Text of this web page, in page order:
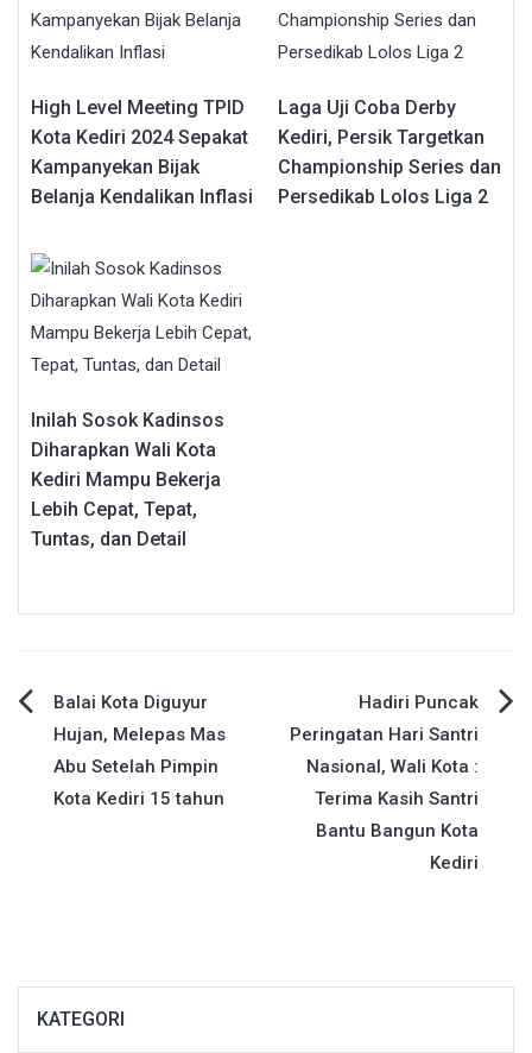
High Level Meeting TPID
Kota Kediri 2024 Sepakat
Kampanyekan Bijak
Belanja Kendalikan Inflasi
Laga Uji Coba Derby
Kediri, Persik Targetkan
Championship Series dan
Persedikab Lolos Liga 2
Inilah Sosok Kadinsos
Diharapkan Wali Kota
Kediri Mampu Bekerja
Lebih Cepat, Tepat,
Tuntas, dan Detail
Navigasi
pos
Balai Kota Diguyur
Hujan, Melepas Mas
Abu Setelah Pimpin
Kota Kediri 15 tahun
Hadiri Puncak
Peringatan Hari Santri
Nasional, Wali Kota :
Terima Kasih Santri
Bantu Bangun Kota
Kediri
KATEGORI